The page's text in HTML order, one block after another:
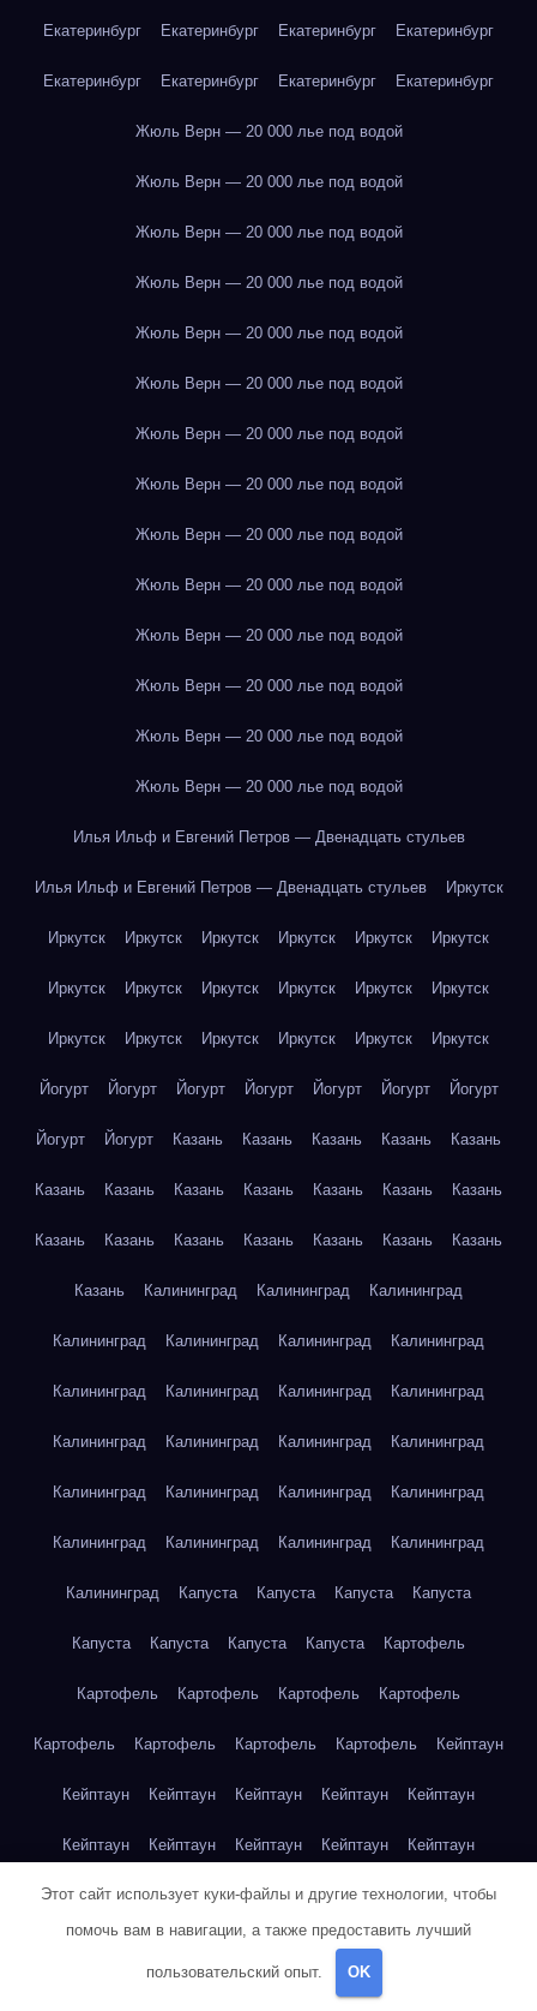
Екатеринбург Екатеринбург Екатеринбург Екатеринбург
Екатеринбург Екатеринбург Екатеринбург Екатеринбург
Жюль Верн — 20 000 лье под водой
Жюль Верн — 20 000 лье под водой
Жюль Верн — 20 000 лье под водой
Жюль Верн — 20 000 лье под водой
Жюль Верн — 20 000 лье под водой
Жюль Верн — 20 000 лье под водой
Жюль Верн — 20 000 лье под водой
Жюль Верн — 20 000 лье под водой
Жюль Верн — 20 000 лье под водой
Жюль Верн — 20 000 лье под водой
Жюль Верн — 20 000 лье под водой
Жюль Верн — 20 000 лье под водой
Жюль Верн — 20 000 лье под водой
Жюль Верн — 20 000 лье под водой
Илья Ильф и Евгений Петров — Двенадцать стульев
Илья Ильф и Евгений Петров — Двенадцать стульев Иркутск
Иркутск Иркутск Иркутск Иркутск Иркутск Иркутск
Иркутск Иркутск Иркутск Иркутск Иркутск Иркутск
Иркутск Иркутск Иркутск Иркутск Иркутск Иркутск
Йогурт Йогурт Йогурт Йогурт Йогурт Йогурт Йогурт
Йогурт Йогурт Казань Казань Казань Казань Казань
Казань Казань Казань Казань Казань Казань Казань
Казань Казань Казань Казань Казань Казань Казань
Казань Калининград Калининград Калининград
Калининград Калининград Калининград Калининград
Калининград Калининград Калининград Калининград
Калининград Калининград Калининград Калининград
Калининград Калининград Калининград Калининград
Калининград Калининград Калининград Калининград
Калининград Капуста Капуста Капуста Капуста
Капуста Капуста Капуста Капуста Картофель
Картофель Картофель Картофель Картофель
Картофель Картофель Картофель Картофель Кейптаун
Кейптаун Кейптаун Кейптаун Кейптаун Кейптаун
Кейптаун Кейптаун Кейптаун Кейптаун Кейптаун
Кейптаун Кейптаун Кейптаун Кейптаун Кейптаун
Кейптаун
Клубника
Этот сайт использует куки-файлы и другие технологии, чтобы
помочь вам в навигации, а также предоставить лучший
пользовательский опыт. OK